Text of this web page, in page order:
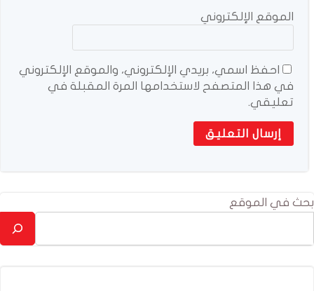
الموقع الإلكتروني
احفظ اسمي، بريدي الإلكتروني، والموقع الإلكتروني
في هذا المتصفح لاستخدامها المرة المقبلة في
تعليقي.
بحث في الموقع